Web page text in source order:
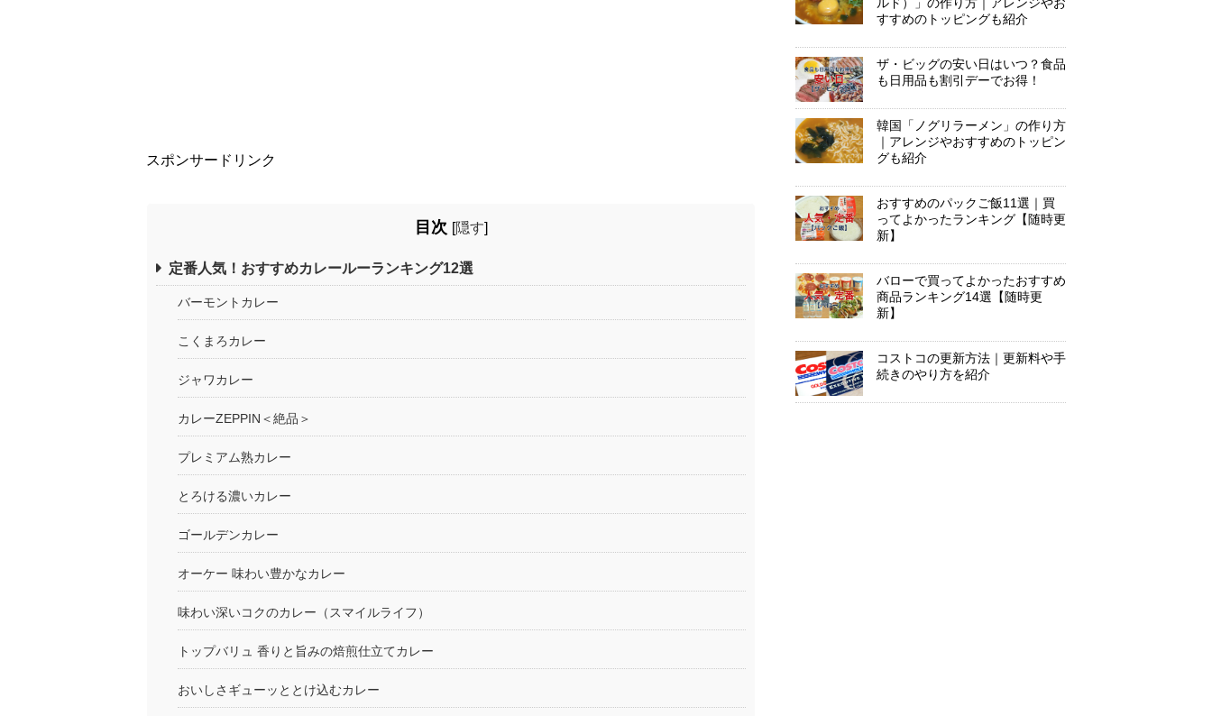
スポンサードリンク
目次 [隠す]
定番人気！おすすめカレールーランキング12選
バーモントカレー
こくまろカレー
ジャワカレー
カレーZEPPIN＜絶品＞
プレミアム熟カレー
とろける濃いカレー
ゴールデンカレー
オーケー 味わい豊かなカレー
味わい深いコクのカレー（スマイルライフ）
トップバリュ 香りと旨みの焙煎仕立てカレー
おいしさギューッととけ込むカレー
すすめのトッピングも紹介
ザ・ビッグの安い日はいつ？食品
も日用品も割引デーでお得！
韓国「ノグリラーメン」の作り方
｜アレンジやおすすめのトッピン
グも紹介
おすすめのパックご飯11選｜買
ってよかったランキング【随時更
新】
バローで買ってよかったおすすめ
商品ランキング14選【随時更
新】
コストコの更新方法｜更新料や手
続きのやり方を紹介